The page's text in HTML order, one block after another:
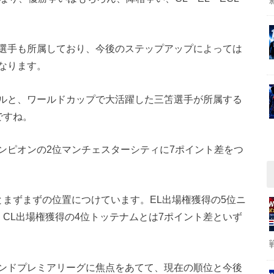
手も所属しており、今後のステップアップによっては
ります。
と、ワールドカップで大活躍した三笘選手が所属する
ね。
ピオンの2位マンチェスターシティに7ポイント差をつ
ずまずの位置につけています。EL出場権獲得の5位ニ
出場権獲得の4位トッテナムとは7ポイント差といず
ドプレミアリーグに焦点をあてて、現在の順位と今後